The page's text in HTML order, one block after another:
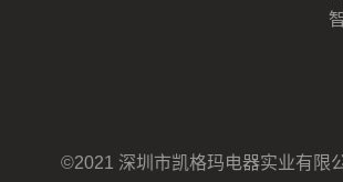
©2021 深圳市凯格玛电器实业有限